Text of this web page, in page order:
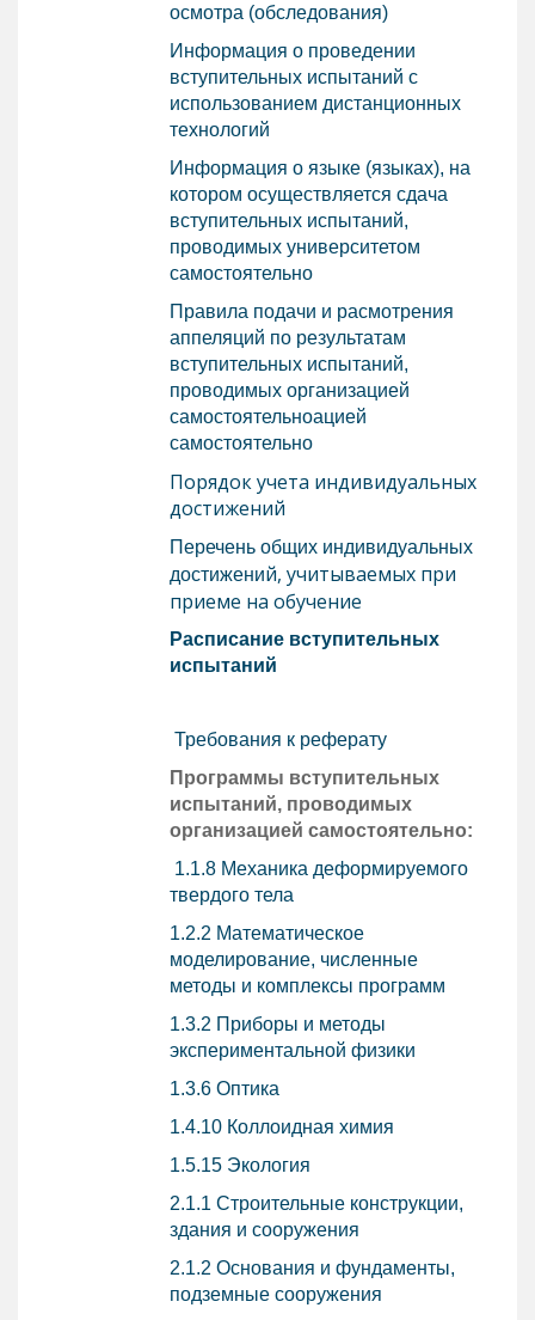
осмотра (обследования)
Информация о проведении
вступительных испытаний с
использованием дистанционных
технологий
Информация о языке (языках), на
котором осуществляется сдача
вступительных испытаний,
проводимых университетом
самостоятельно
Правила подачи и расмотрения
аппеляций по результатам
вступительных испытаний,
проводимых организацией
самостоятельноацией
самостоятельно
Порядок учета индивидуальных
достижений
Перечень общих индивидуальных
достижений, учитываемых при
приеме на обучение
Расписание вступительных
испытаний
Требования к реферату
Программы вступительных
испытаний, проводимых
организацией самостоятельно:
1.1.8 Механика деформируемого
твердого тела
1.2.2 Математическое
моделирование, численные
методы и комплексы программ
1.3.2 Приборы и методы
экспериментальной физики
1.3.6 Оптика
1.4.10 Коллоидная химия
1.5.15 Экология
2.1.1 Строительные конструкции,
здания и сооружения
2.1.2 Основания и фундаменты,
подземные сооружения